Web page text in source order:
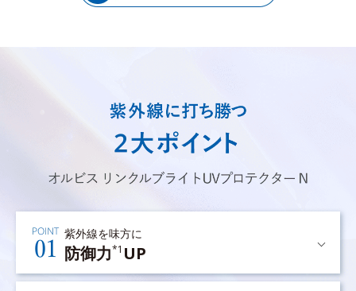
紫外線を味方に
防御力*1 UP